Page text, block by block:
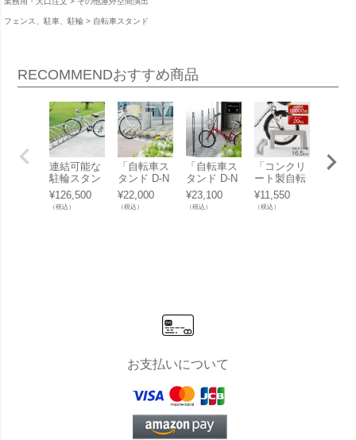
フェンス、駐車、駐輪 自転車スタンド
RECOMMENDおすすめ商品
連結可能な
駐輪スタン
ド「自転車
スタンド サ
イクルレス
¥126,500
（税込）
「自転車ス
タンド D-N
A ディーナ
CLIP 1台
用」
¥22,000
（税込）
「自転車ス
タンド D-N
A PR」【１
台用】
¥23,100
（税込）
「コンクリ
ート製自転
車スタンド
Coco 片面1
台用 アンカ
¥11,550
（税込）
駐輪
お支払いについて